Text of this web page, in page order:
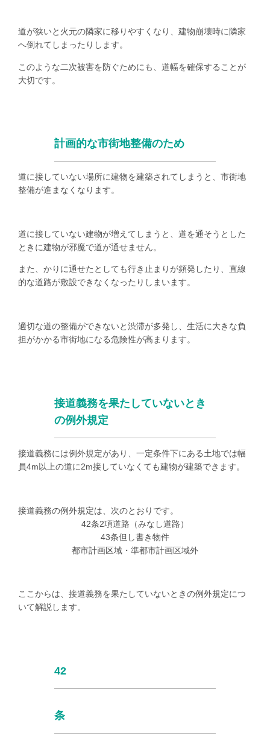
道が狭いと火元の隣家に移りやすくなり、建物崩壊時に隣家
へ倒れてしまったりします。
このような二次被害を防ぐためにも、道幅を確保することが
大切です。
計画的な市街地整備のため
道に接していない場所に建物を建築されてしまうと、市街地
整備が進まなくなります。
道に接していない建物が増えてしまうと、道を通そうとした
ときに建物が邪魔で道が通せません。
また、かりに通せたとしても行き止まりが頻発したり、直線
的な道路が敷設できなくなったりしまいます。
適切な道の整備ができないと渋滞が多発し、生活に大きな負
担がかかる市街地になる危険性が高まります。
接道義務を果たしていないとき
の例外規定
接道義務には例外規定があり、一定条件下にある土地では幅
員4m以上の道に2m接していなくても建物が建築できます。
接道義務の例外規定は、次のとおりです。
42条2項道路（みなし道路）
43条但し書き物件
都市計画区域・準都市計画区域外
ここからは、接道義務を果たしていないときの例外規定につ
いて解説します。
42
条